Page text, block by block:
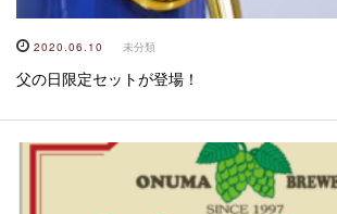
2020.06.10 未分類
父の日限定セットが登場！